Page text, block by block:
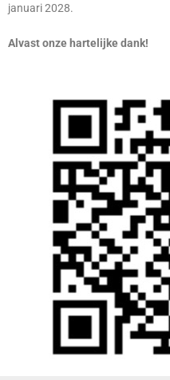
januari2028.
Alvast onze hartelijke dank!